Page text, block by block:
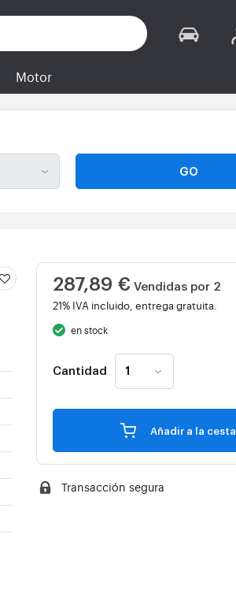
Motor
GO
287,89 € Vendidas por 2
21% IVA incluido, entrega gratuita.
en stock
Cantidad
Añadir a la cesta
Transacción segura